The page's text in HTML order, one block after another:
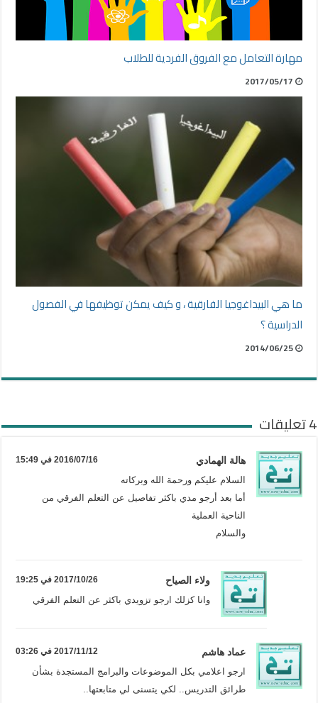
مهارة التعامل مع الفروق الفردية للطلاب
2017/05/17
ما هي البيداغوجيا الفارقية ، و كيف يمكن توظيفها في الفصول
الدراسية ؟
2014/06/25
4 تعليقات
هالة الهمادي 2016/07/16 في 15:49
السلام عليكم ورحمة الله وبركاته
أما بعد أرجو مدي باكثر تفاصيل عن التعلم الفرقي من
الناحية العملية
والسلام
ولاء الصياح 2017/10/26 في 19:25
وانا كزلك ارجو تزويدي باكثر عن التعلم الفرقي
عماد هاشم 2017/11/12 في 03:26
ارجو اعلامي بكل الموضوعات والبرامج المستجدة بشأن
طرائق التدريس.. لكي يتسنى لي متابعتها..